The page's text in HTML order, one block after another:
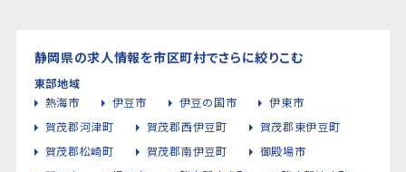
静岡県の求人情報を市区町村でさらに絞りこむ
東部地域
熱海市
伊豆市 伊豆の国市
伊東市
賀茂郡河津町
賀茂郡西伊豆町
賀茂郡東伊豆町
賀茂郡松崎町
賀茂郡南伊豆町
御殿場市